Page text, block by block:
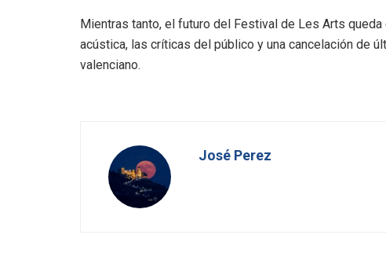
Mientras tanto, el futuro del Festival de Les Arts
acústica, las críticas del público y una cancelación de
valenciano.
José Perez